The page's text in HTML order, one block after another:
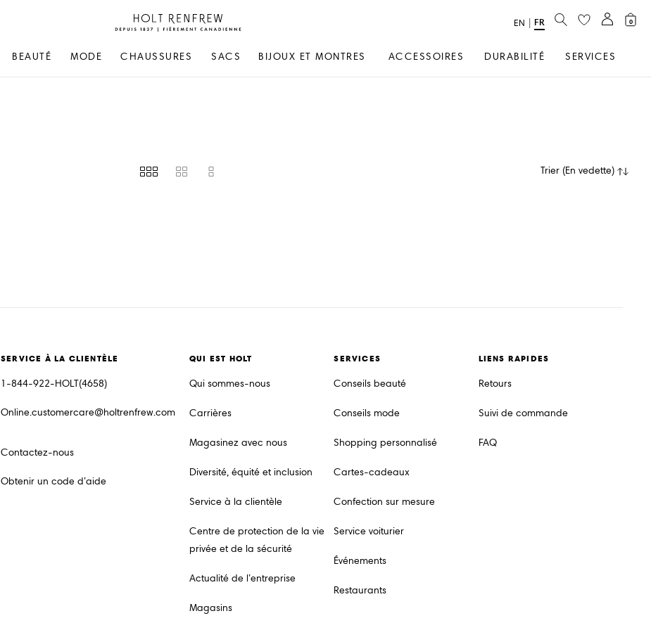
Fierement
BEAUTÉ MODE CHAUSSURES SACS BIJOUX ET MONTRES ACCESSOIRES DURABILITÉ SERVICES
text.language
EN FR RECHERCHER
0
Trier (En vedette)
SERVICE À LA CLIENTÈLE
1-844-922-HOLT(4658)
Online.customercare@holtrenfrew.com
Contactez-nous
Obtenir un code d’aide
QUI EST HOLT
Qui sommes-nous
Carrières
Magasinez avec nous
Diversité, équité et inclusion
Service à la clientèle
Centre de protection de la vie
privée et de la sécurité
Actualité de l’entreprise
Magasins
SERVICES
Conseils beauté
Conseils mode
Shopping personnalisé
Cartes-cadeaux
Confection sur mesure
Service voiturier
Événements
Restaurants
LIENS RAPIDES
Retours
Suivi de commande
FAQ